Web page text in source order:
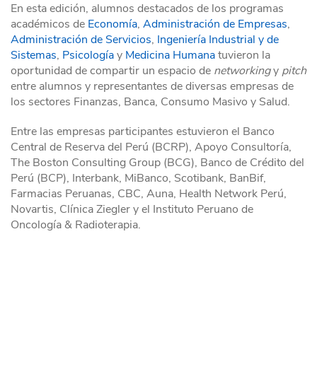
En esta edición, alumnos destacados de los programas
académicos de Economía, Administración de Empresas,
Administración de Servicios, Ingeniería Industrial y de
Sistemas, Psicologíay Medicina Humanatuvieron la
oportunidad de compartir un espacio de networkingy pitch
entre alumnos y representantes de diversas empresas de
los sectores Finanzas, Banca, Consumo Masivo y Salud.
Entre las empresas participantes estuvieron el Banco
Central de Reserva del Perú (BCRP), Apoyo Consultoría,
The Boston Consulting Group (BCG), Banco de Crédito del
Perú (BCP), Interbank, MiBanco, Scotibank, BanBif,
Farmacias Peruanas, CBC, Auna, Health Network Perú,
Novartis, Clínica Ziegler y el Instituto Peruano de
Oncología & Radioterapia.